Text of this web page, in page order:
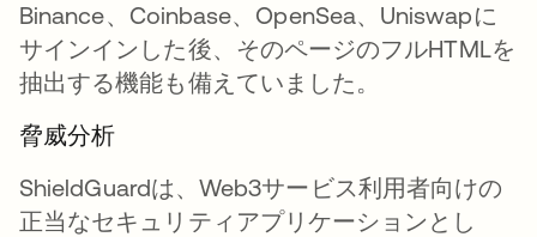
Binance、Coinbase、OpenSea、Uniswapに
サインインした後、そのページのフルHTMLを
抽出する機能も備えていました。
脅威分析
ShieldGuardは、Web3サービス利用者向けの
正当なセキュリティアプリケーションとし